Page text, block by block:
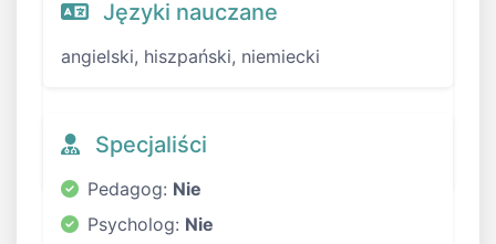
Języki nauczane
angielski, hiszpański, niemiecki
Specjaliści
Pedagog: Nie
Psycholog: Nie